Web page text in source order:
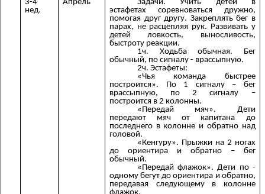
3-4
нед.
Апрель
Задачи. Учить детей в
эстафетах соревноваться дружно,
помогая друг другу. Закреплять бег в
парах, не расцепляя рук. Развивать у
детей ловкость, выносливость,
быстроту реакции.
1ч. Ходьба обычная. Бег
обычный, по сигналу - врассыпную.
2ч. Эстафеты:
«Чья команда быстрее
построится». По 1 сигналу – бег
врассыпную, по 2 сигналу –
построится в 2 колонны.
«Передай мяч». Дети
передают мяч от капитана до
последнего в колонне и обратно над
головой.
«Кенгуру». Прыжки на 2 ногах
до ориентира и обратно – бег
обычный.
«Передай флажок». Дети по -
одному бегут до ориентира и обратно,
передавая следующему в колонне